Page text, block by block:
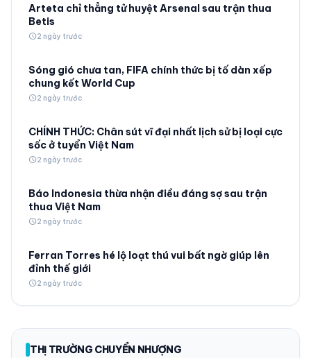
Arteta chỉ thẳng tử huyệt Arsenal sau trận thua
Betis
schedule2 ngày trước
Sóng gió chưa tan, FIFA chính thức bị tố dàn xếp
chung kết World Cup
schedule2 ngày trước
CHÍNH THỨC: Chân sút vĩ đại nhất lịch sử bị loại cực
sốc ở tuyển Việt Nam
schedule2 ngày trước
Báo Indonesia thừa nhận điều đáng sợ sau trận
thua Việt Nam
schedule2 ngày trước
Ferran Torres hé lộ loạt thú vui bất ngờ giúp lên
đỉnh thế giới
schedule2 ngày trước
THỊ TRƯỜNG CHUYỂN NHƯỢNG